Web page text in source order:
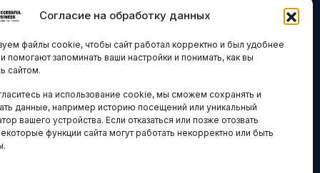
Согласие на обработку данных
файлы cookie, чтобы сайт работал корректно и был удобнее
помогают запоминать ваши настройки и понимать, как вы
сайтом.
на использование cookie, мы сможем сохранять и
данные, например историю посещений или уникальный
вашего устройства. Если отказаться или позже отозвать
функции сайта могут работать некорректно или быть
И ARTICLES IN
ENGLISH
НАВИГАЦИЯ
Архив материалов